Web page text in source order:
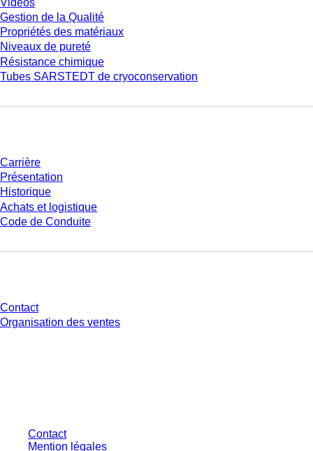
Gestion de la Qualité
Propriétés des matériaux
Niveaux de pureté
Résistance chimique
Tubes SARSTEDT de cryoconservation
Carrière
Présentation
Historique
Achats et logistique
Code de Conduite
Contact
Organisation des ventes
Contact
Mention légales